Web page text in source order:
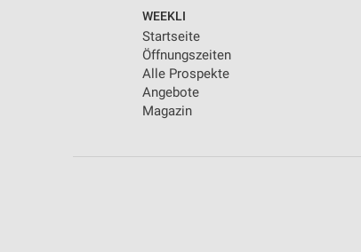
WEEKLI
Startseite
Öffnungszeiten
Alle Prospekte
Angebote
Magazin